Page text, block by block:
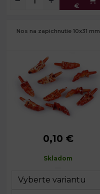
€
Nos na zapichnutie 10x31 mm
Priemer:0,10 €
Skladom